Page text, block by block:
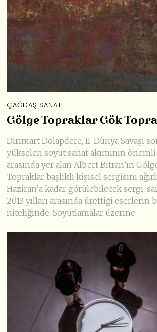
ÇAĞDAŞ SANAT
Gölge Topraklar Gök
Dirimart Dolapdere, II. Dünya Savaşı
yükselen soyut sanat akımının
arasında yer alan Albert Bitran’ın
Topraklar başlıklı kişisel sergisini
Haziran’a kadar görülebilecek sergi,
2013 yılları arasında ürettiği eserlerin
niteliğinde. Soyutlamalar üzerine